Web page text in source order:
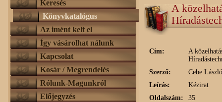
Keresés
Könyvkatalógus
Az imént kelt el
Így vásárolhat nálunk
Kapcsolat
Kosár / Megrendelés
Rólunk-Magunkról
Előjegyzés
A
Cím:
A
Szerző:
Cebe László
Leírás:
Kézirat
Oldalszám:
35